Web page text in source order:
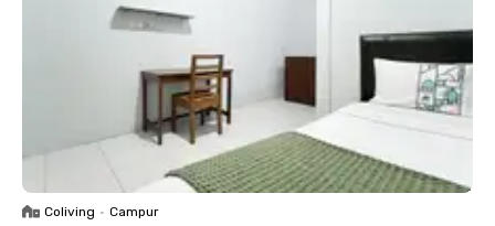
Coliving • Campur